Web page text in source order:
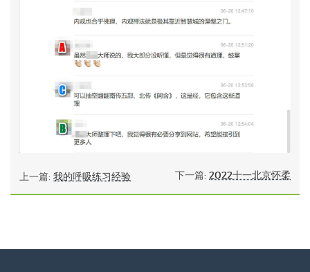
上一篇: 我的呼吸练习经验 下一篇: 2022十一北京怀柔